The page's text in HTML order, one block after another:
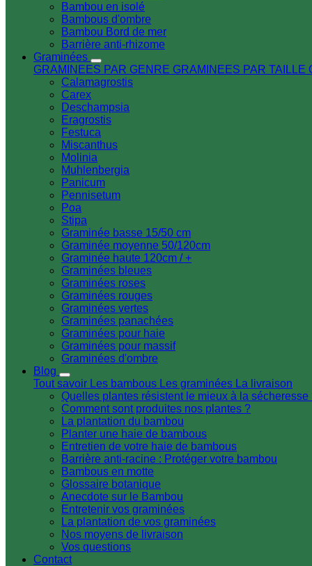
Bambou en isolé
Bambous d'ombre
Bambou Bord de mer
Barrière anti-rhizome
Graminées
GRAMINEES PAR GENRE GRAMINEES PAR TAILLE
Calamagrostis
Carex
Deschampsia
Eragrostis
Festuca
Miscanthus
Molinia
Muhlenbergia
Panicum
Pennisetum
Poa
Stipa
Graminée basse 15/50 cm
Graminée moyenne 50/120cm
Graminée haute 120cm / +
Graminées bleues
Graminées roses
Graminées rouges
Graminées vertes
Graminées panachées
Graminées pour haie
Graminées pour massif
Graminées d'ombre
Blog
Tout savoir Les bambous Les graminées La livraison
Quelles plantes résistent le mieux à la sécheresse
Comment sont produites nos plantes ?
La plantation du bambou
Planter une haie de bambous
Entretien de votre haie de bambous
Barrière anti-racine : Protéger votre bambou
Bambous en motte
Glossaire botanique
Anecdote sur le Bambou
Entretenir vos graminées
La plantation de vos graminées
Nos moyens de livraison
Vos questions
Contact